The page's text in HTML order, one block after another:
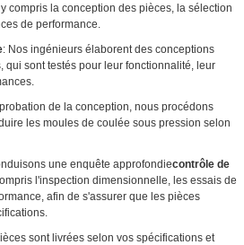
compris la conception des pièces, la sélection
de performance.
: Nos ingénieurs élaborent des conceptions
qui sont testés pour leur fonctionnalité, leur
de la conception, nous procédons
les moules de coulée sous pression selon
une enquête approfondiecontrôle de
l'inspection dimensionnelle, les essais de
afin de s'assurer que les pièces
sont livrées selon vos spécifications et